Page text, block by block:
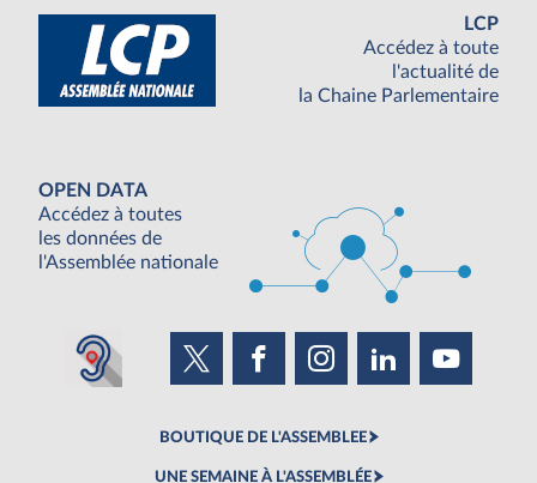
LCP
Accédez à toute
l'actualité de
la Chaine Parlementaire
OPEN DATA
Accédez à toutes
les données de
l'Assemblée nationale
BOUTIQUE DE L'ASSEMBLEE
UNE SEMAINE À L'ASSEMBLÉE